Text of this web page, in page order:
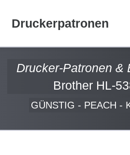
Druckerpatronen
Drucker-Patronen &
Brother HL-
GÜNSTIG - PEACH -